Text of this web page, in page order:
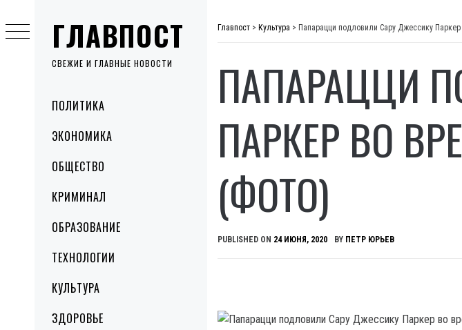
ГЛАВПОСТ
СВЕЖИЕ И ГЛАВНЫЕ НОВОСТИ
MenuПОЛИТИКА
ЭКОНОМИКА
ОБЩЕСТВО
КРИМИНАЛ
ОБРАЗОВАНИЕ
ТЕХНОЛОГИИ
КУЛЬТУРА
ЗДОРОВЬЕ
to
content
Главпост > Культура > Папарацци подловили Сару Джессику
ПАПАРАЦЦИ
ПАРКЕР ВО
(ФОТО)
PUBLISHED ON 24 ИЮНЯ, 2020 BY ПЕТР ЮРЬЕВ